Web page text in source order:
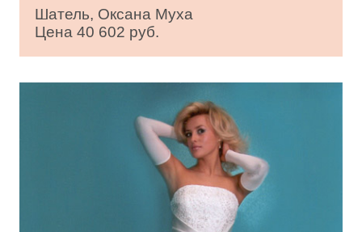
Шатель, Оксана Муха
Цена 40 602 руб.